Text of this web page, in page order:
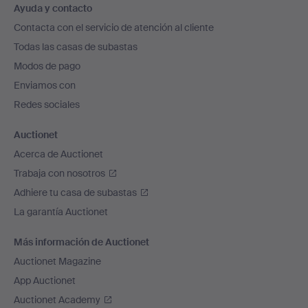
en
el
pie
de
página
Ayuda y contacto
Contacta con el servicio de atención al cliente
Todas las casas de subastas
Modos de pago
Enviamos con
Redes sociales
Auctionet
Acerca de Auctionet
Trabaja con nosotros
Adhiere tu casa de subastas
La garantía Auctionet
Más información de Auctionet
Auctionet Magazine
App Auctionet
Auctionet Academy